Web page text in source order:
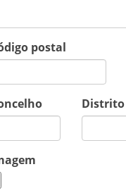
postal
Distrito